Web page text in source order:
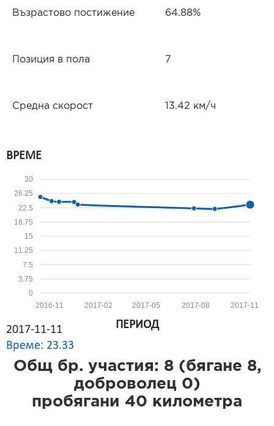
Възрастово постижение 64.88%
Позиция в пола 7
Средна скорост 13.42 км/ч
ВРЕМЕ
0
3.75
7.5
11.25
15
18.75
22.5
26.25
30
2017-11
2017-08
2017-05
2017-02
2016-11
2017-11-11
Време: 23.33
ПЕРИОД
Общ бр. участия: 8(бягане 8,
доброволец 0)
пробягани 40 километра